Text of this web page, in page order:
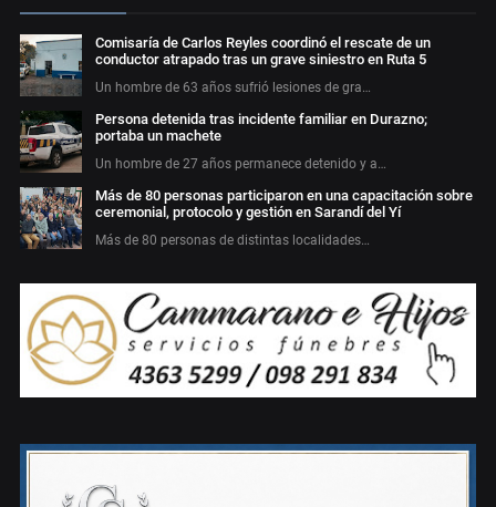
Comisaría de Carlos Reyles coordinó el rescate de un
conductor atrapado tras un grave siniestro en Ruta 5
Un hombre de 63 años sufrió lesiones de gra…
Persona detenida tras incidente familiar en Durazno;
portaba un machete
Un hombre de 27 años permanece detenido y a…
Más de 80 personas participaron en una capacitación sobre
ceremonial, protocolo y gestión en Sarandí del Yí
Más de 80 personas de distintas localidades…